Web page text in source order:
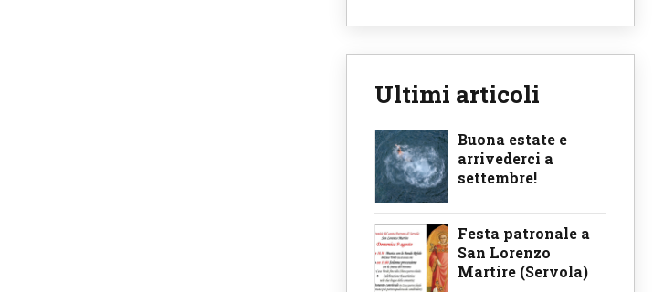
Ultimi articoli
Buona estate e
arrivederci a
settembre!
Festa patronale a
San Lorenzo
Martire (Servola)